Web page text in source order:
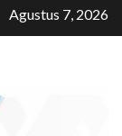
Agustus 7, 2026